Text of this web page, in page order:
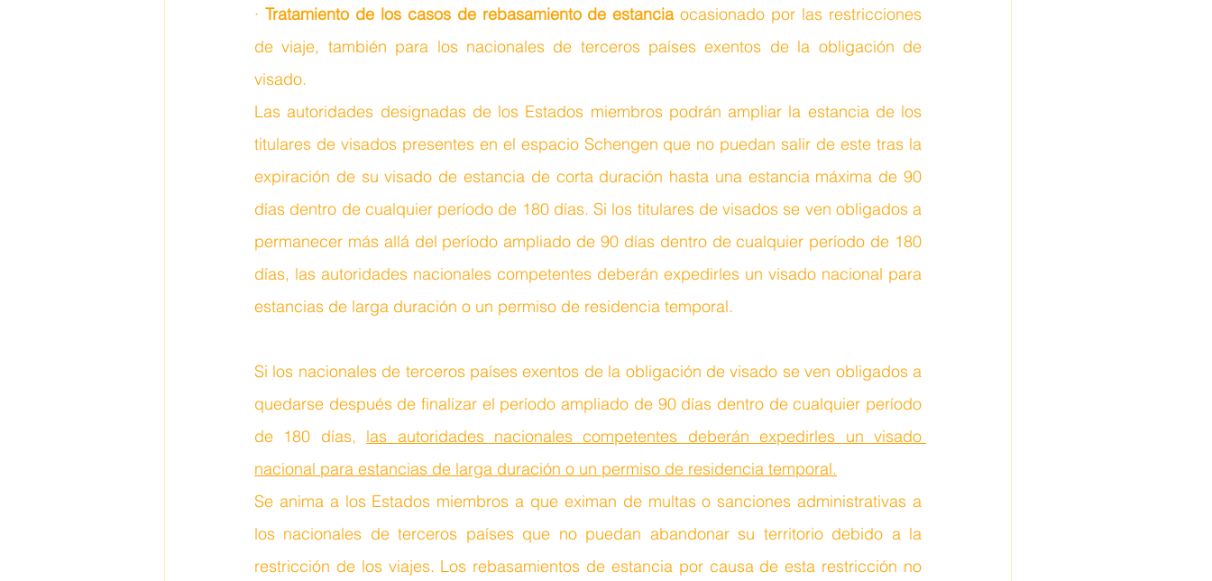
· Tratamiento de los casos de rebasamiento de estancia ocasionado por las restricciones
de viaje, también para los nacionales de terceros países exentos de la obligación de
visado.
Las autoridades designadas de los Estados miembros podrán ampliar la estancia de los
titulares de visados presentes en el espacio Schengen que no puedan salir de este tras la
expiración de su visado de estancia de corta duración hasta una estancia máxima de 90
días dentro de cualquier período de 180 días. Si los titulares de visados se ven obligados a
permanecer más allá del período ampliado de 90 días dentro de cualquier período de 180
días, las autoridades nacionales competentes deberán expedirles un visado nacional para
estancias de larga duración o un permiso de residencia temporal.
Si los nacionales de terceros países exentos de la obligación de visado se ven obligados a
quedarse después de finalizar el período ampliado de 90 días dentro de cualquier período
de 180 días, las autoridades nacionales competentes deberán expedirles un visado
nacional para estancias de larga duración o un permiso de residencia temporal.
Se anima a los Estados miembros a que eximan de multas o sanciones administrativas a
los nacionales de terceros países que no puedan abandonar su territorio debido a la
restricción de los viajes. Los rebasamientos de estancia por causa de esta restricción no